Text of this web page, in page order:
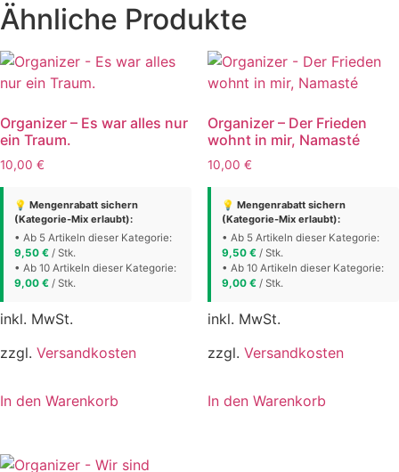
Ähnliche Produkte
Organizer – Es war alles nur
ein Traum.
10,00 €
💡 Mengenrabatt sichern
(Kategorie-Mix erlaubt):
• Ab 5 Artikeln dieser Kategorie:
9,50 € / Stk.
• Ab 10 Artikeln dieser Kategorie:
9,00 € / Stk.
inkl. MwSt.
zzgl. Versandkosten
In den Warenkorb
Organizer – Der Frieden
wohnt in mir, Namasté
10,00 €
💡 Mengenrabatt sichern
(Kategorie-Mix erlaubt):
• Ab 5 Artikeln dieser Kategorie:
9,50 €/ Stk.
• Ab 10 Artikeln dieser Kategorie:
9,00 €/ Stk.
inkl. MwSt.
zzgl. Versandkosten
In den Warenkorb